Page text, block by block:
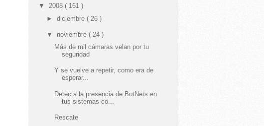
▼ 2008 ( 161 )
► diciembre ( 26 )
▼ noviembre ( 24 )
Más de mil cámaras velan por tu
seguridad
Y se vuelve a repetir, como era de
esperar...
Detecta la presencia de BotNets en
tus sistemas co...
Rescate